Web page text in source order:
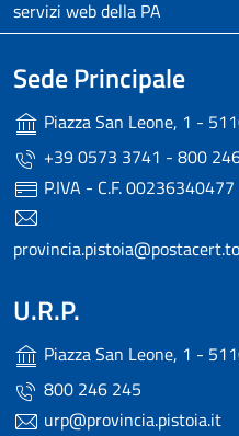
servizi web della PA
Sede Principale
Piazza San Leone, 1 -
+39 0573 3741 - 800
P.IVA - C.F. 00236340477
U.R.P.
Piazza San Leone, 1 -
800 246 245
urp@provincia.pistoia.it